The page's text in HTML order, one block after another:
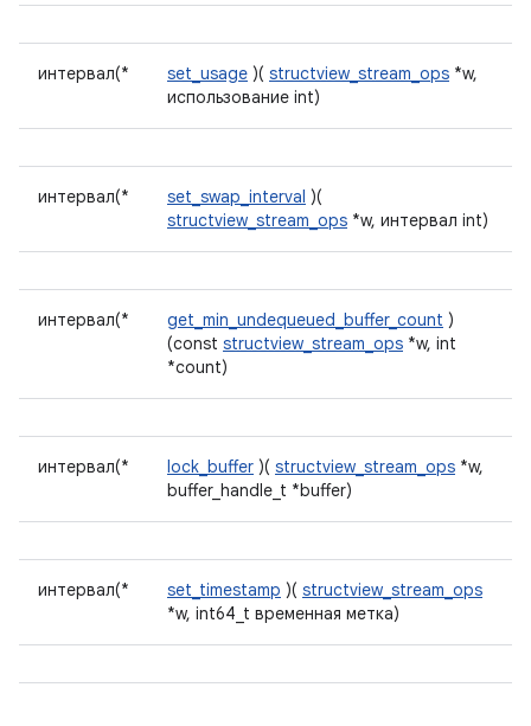
интервал(* set_usage )( structview_stream_ops *w,
использование int)
интервал(* set_swap_interval )(
structview_stream_ops *w, интервал int)
интервал(* get_min_undequeued_buffer_count )
(const structview_stream_ops *w, int
*count)
интервал(* lock_buffer )( structview_stream_ops *w,
buffer_handle_t *buffer)
интервал(* set_timestamp )( structview_stream_ops
*w, int64_t временная метка)